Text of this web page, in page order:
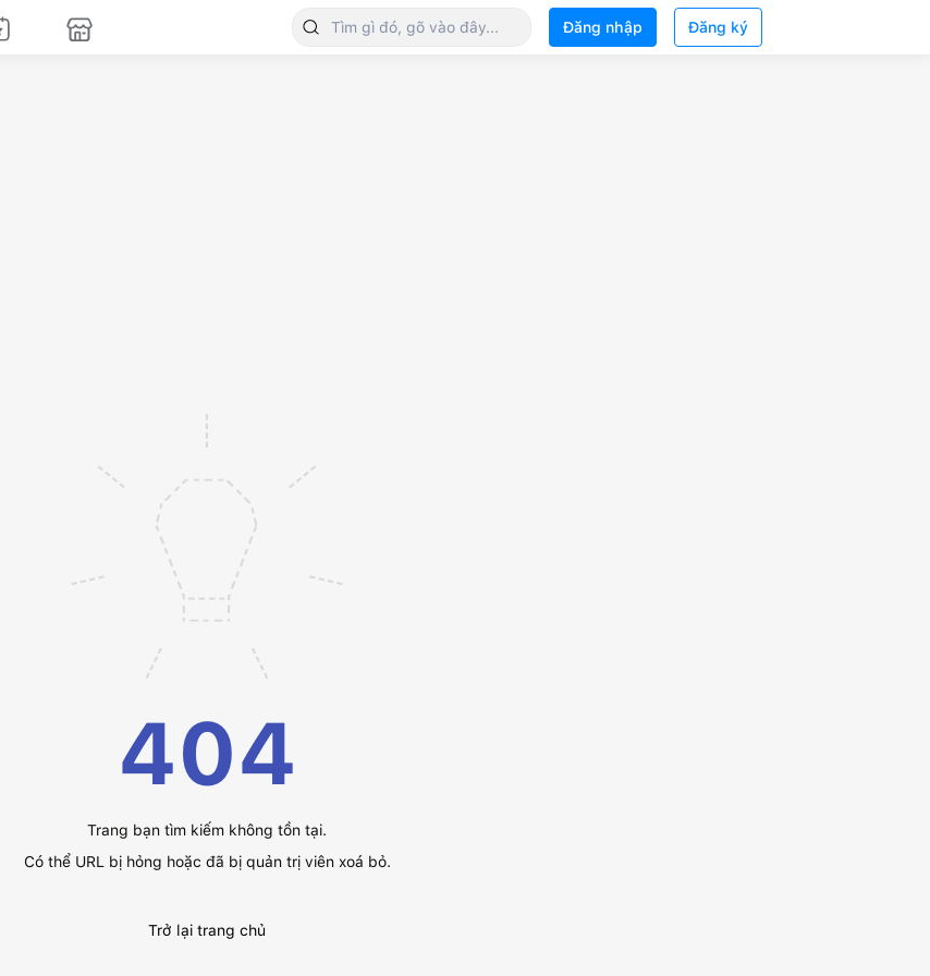
Đăng nhập Đăng ký
404
Trang bạn tìm kiếm không tồn tại.
Có thể URL bị hỏng hoặc đã bị quản trị viên xoá bỏ.
Trở lại trang chủ